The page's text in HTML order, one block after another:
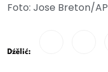
Foto: Jose Breton/
Dźělić: